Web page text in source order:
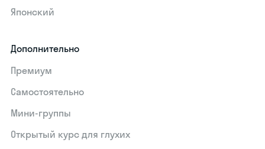
Японский
Дополнительно
Премиум
Самостоятельно
Мини-группы
Открытый курс для глухих